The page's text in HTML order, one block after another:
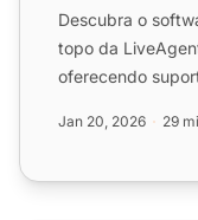
Descubra o
topo da
oferecendo
Jan 20, 2026 29